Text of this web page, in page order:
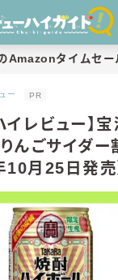
Amazonタイムセー
ー PR
イレビュー】
んごサイダー
10月25日発